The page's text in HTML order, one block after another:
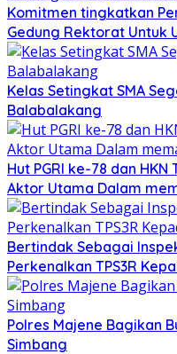
Komitmen tingkatkan
Gedung Rektorat Untuk
Kelas Setingkat SMA
Balabalakang
Hut PGRI ke-78 dan HKN
Aktor Utama Dalam
Bertindak Sebagai
Perkenalkan TPS3R
Polres Majene Bagikan
Simbang